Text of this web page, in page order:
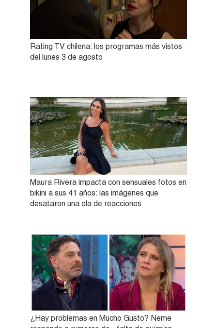
Rating TV chilena: los programas más vistos
del lunes 3 de agosto
Maura Rivera impacta con sensuales fotos en
bikini a sus 41 años: las imágenes que
desataron una ola de reacciones
¿Hay problemas en Mucho Gusto? Neme